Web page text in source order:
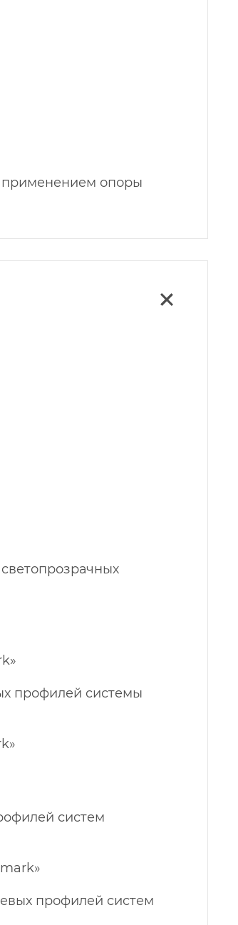
применением опоры
профилей системы
систем
профилей систем